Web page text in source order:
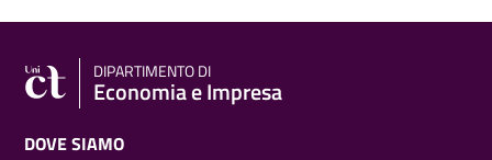
DIPARTIMENTO DI
Economia e Impresa
DOVE SIAMO